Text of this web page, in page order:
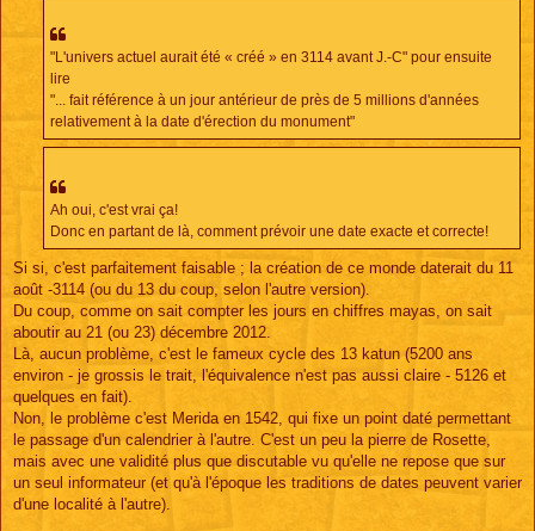
"L'univers actuel aurait été « créé » en 3114 avant J.-C" pour ensuite
lire
"... fait référence à un jour antérieur de près de 5 millions d'années
relativement à la date d'érection du monument"
Ah oui, c'est vrai ça!
Donc en partant de là, comment prévoir une date exacte et correcte!
Si si, c'est parfaitement faisable ; la création de ce monde daterait du 11
août -3114 (ou du 13 du coup, selon l'autre version).
Du coup, comme on sait compter les jours en chiffres mayas, on sait
aboutir au 21 (ou 23) décembre 2012.
Là, aucun problème, c'est le fameux cycle des 13 katun (5200 ans
environ - je grossis le trait, l'équivalence n'est pas aussi claire - 5126 et
quelques en fait).
Non, le problème c'est Merida en 1542, qui fixe un point daté permettant
le passage d'un calendrier à l'autre. C'est un peu la pierre de Rosette,
mais avec une validité plus que discutable vu qu'elle ne repose que sur
un seul informateur (et qu'à l'époque les traditions de dates peuvent varier
d'une localité à l'autre).